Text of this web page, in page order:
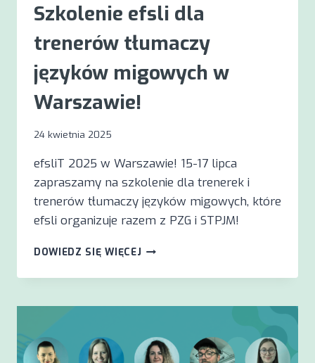
Szkolenie efsli dla
trenerów tłumaczy
języków migowych w
Warszawie!
24 kwietnia 2025
efsliT 2025 w Warszawie! 15-17 lipca
zapraszamy na szkolenie dla trenerek i
trenerów tłumaczy języków migowych, które
efsli organizuje razem z PZG i STPJM!
DOWIEDZ SIĘ WIĘCEJ SZKOLENIE
DLA
TŁUMACZY
MIGOWYCH
W